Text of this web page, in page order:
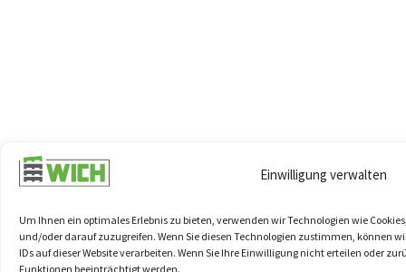
Einwilligung verwalten
Um Ihnen ein optimales Erlebnis zu bieten, verwenden wir Technologien wie
und/oder darauf zuzugreifen. Wenn Sie diesen Technologien zustimmen, können
IDs auf dieser Website verarbeiten. Wenn Sie Ihre Einwilligung nicht erteilen oder
Funktionen beeinträchtigt werden.